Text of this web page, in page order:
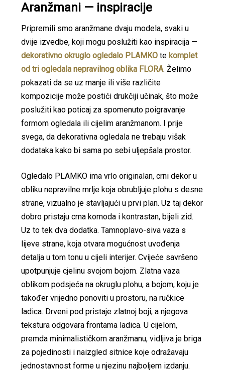
Aranžmani — inspiracije
Pripremili smo aranžmane dvaju modela, svaki u
dvije izvedbe, koji mogu poslužiti kao inspiracija —
dekorativno okruglo ogledalo PLAMKO te komplet
od tri ogledala nepravilnog oblika FLORA. Želimo
pokazati da se uz manje ili više različite
kompozicije može postići drukčiji učinak, što može
poslužiti kao poticaj za spomenuto poigravanje
formom ogledala ili cijelim aranžmanom. I prije
svega, da dekorativna ogledala ne trebaju višak
dodataka kako bi sama po sebi uljepšala prostor.
Ogledalo PLAMKO ima vrlo originalan, crni dekor u
obliku nepravilne mrlje koja obrubljuje plohu s desne
strane, vizualno je stavljajući u prvi plan. Uz taj dekor
dobro pristaju crna komoda i kontrastan, bijeli zid.
Uz to tek dva dodatka. Tamnoplavo-siva vaza s
lijeve strane, koja otvara mogućnost uvođenja
detalja u tom tonu u cijeli interijer. Cvijeće savršeno
upotpunjuje cjelinu svojom bojom. Zlatna vaza
oblikom podsjeća na okruglu plohu, a bojom, koju je
također vrijedno ponoviti u prostoru, na ručkice
ladica. Drveni pod pristaje zlatnoj boji, a njegova
tekstura odgovara frontama ladica. U cijelom,
premda minimalističkom aranžmanu, vidljiva je briga
za pojedinosti i naizgled sitnice koje odražavaju
jednostavnost forme u njezinu najboljem izdanju.